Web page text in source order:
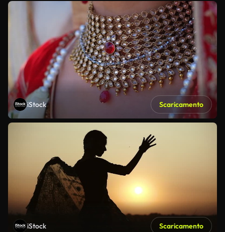
iStock Scaricamento
iStock Scaricamento